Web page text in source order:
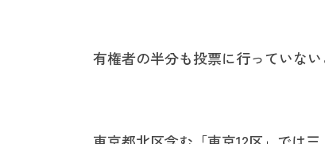
有権者の半分も投票に行っていな